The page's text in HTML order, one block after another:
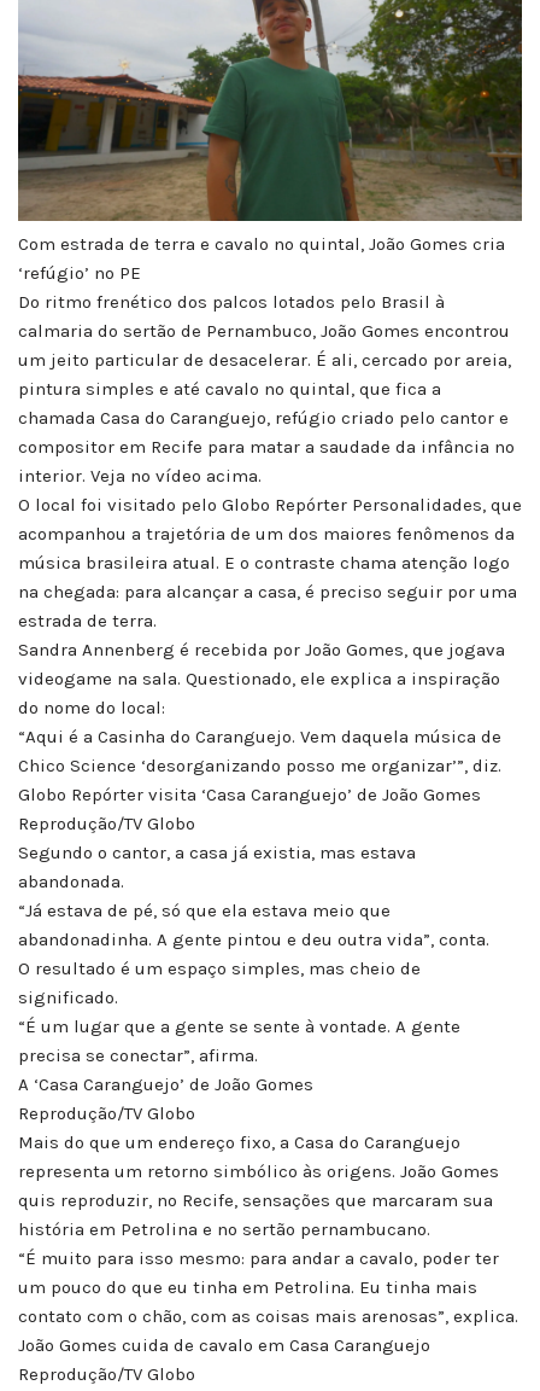
Com estrada de terra e cavalo no quintal, João Gomes cria
‘refúgio’ no PE
Do ritmo frenético dos palcos lotados pelo Brasil à
calmaria do sertão de Pernambuco, João Gomes encontrou
um jeito particular de desacelerar. É ali, cercado por areia,
pintura simples e até cavalo no quintal, que fica a
chamada Casa do Caranguejo, refúgio criado pelo cantor e
compositor em Recife para matar a saudade da infância no
interior. Veja no vídeo acima.
O local foi visitado pelo Globo Repórter Personalidades, que
acompanhou a trajetória de um dos maiores fenômenos da
música brasileira atual. E o contraste chama atenção logo
na chegada: para alcançar a casa, é preciso seguir por uma
estrada de terra.
Sandra Annenberg é recebida por João Gomes, que jogava
videogame na sala. Questionado, ele explica a inspiração
do nome do local:
“Aqui é a Casinha do Caranguejo. Vem daquela música de
Chico Science ‘desorganizando posso me organizar’”, diz.
Globo Repórter visita ‘Casa Caranguejo’ de João Gomes
Reprodução/TV Globo
Segundo o cantor, a casa já existia, mas estava
abandonada.
“Já estava de pé, só que ela estava meio que
abandonadinha. A gente pintou e deu outra vida”, conta.
O resultado é um espaço simples, mas cheio de
significado.
“É um lugar que a gente se sente à vontade. A gente
precisa se conectar”, afirma.
A ‘Casa Caranguejo’ de João Gomes
Reprodução/TV Globo
Mais do que um endereço fixo, a Casa do Caranguejo
representa um retorno simbólico às origens. João Gomes
quis reproduzir, no Recife, sensações que marcaram sua
história em Petrolina e no sertão pernambucano.
“É muito para isso mesmo: para andar a cavalo, poder ter
um pouco do que eu tinha em Petrolina. Eu tinha mais
contato com o chão, com as coisas mais arenosas”, explica.
João Gomes cuida de cavalo em Casa Caranguejo
Reprodução/TV Globo